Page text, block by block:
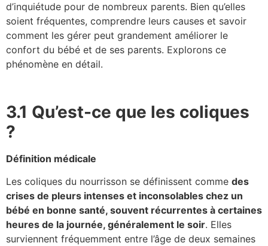
d’inquiétude pour de nombreux parents. Bien qu’elles
soient fréquentes, comprendre leurs causes et savoir
comment les gérer peut grandement améliorer le
confort du bébé et de ses parents. Explorons ce
phénomène en détail.
3.1 Qu’est-ce que les coliques
?
Définition médicale
Les coliques du nourrisson se définissent comme des
crises de pleurs intenses et inconsolables chez un
bébé en bonne santé, souvent récurrentes à certaines
heures de la journée, généralement le soir. Elles
surviennent fréquemment entre l’âge de deux semaines